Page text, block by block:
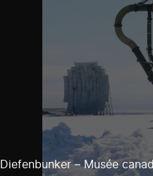
Diefenbunker – Musée